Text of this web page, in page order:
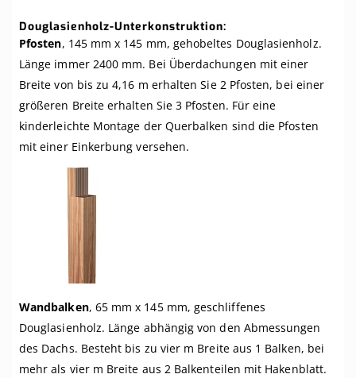
Douglasienholz-Unterkonstruktion:
Pfosten, 145 mm x 145 mm, gehobeltes Douglasienholz.
Länge immer 2400 mm. Bei Überdachungen mit einer
Breite von bis zu 4,16 m erhalten Sie 2 Pfosten, bei einer
größeren Breite erhalten Sie 3 Pfosten. Für eine
kinderleichte Montage der Querbalken sind die Pfosten
mit einer Einkerbung versehen.
Wandbalken, 65 mm x 145 mm, geschliffenes
Douglasienholz. Länge abhängig von den Abmessungen
des Dachs. Besteht bis zu vier m Breite aus 1 Balken, bei
mehr als vier m Breite aus 2 Balkenteilen mit Hakenblatt.